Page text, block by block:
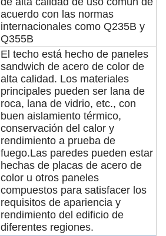
acuerdo con las normas
internacionales como Q235B y
Q355B
El techo está hecho de paneles
sandwich de acero de color de
alta calidad. Los materiales
principales pueden ser lana de
roca, lana de vidrio, etc., con
buen aislamiento térmico,
conservación del calor y
rendimiento a prueba de
fuego.Las paredes pueden estar
hechas de placas de acero de
color u otros paneles
compuestos para satisfacer los
requisitos de apariencia y
rendimiento del edificio de
diferentes regiones.